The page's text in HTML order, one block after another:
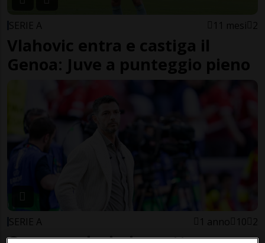
SERIE A 11 mesi 2
Vlahovic entra e castiga il
Genoa: Juve a punteggio pieno
SERIE A 1 anno 10 2